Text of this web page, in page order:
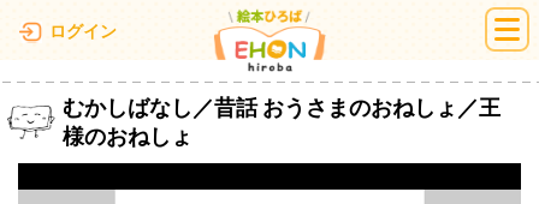
ログイン 絵本ひろば
むかしばなし／昔話 おうさまのおねしょ／王
様のおねしょ